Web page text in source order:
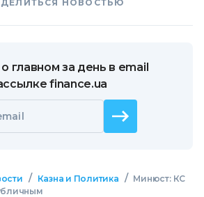
НОВОСТЬЮ
главном за день в email
finance.ua
/ Казна и Политика / Минюст: КС